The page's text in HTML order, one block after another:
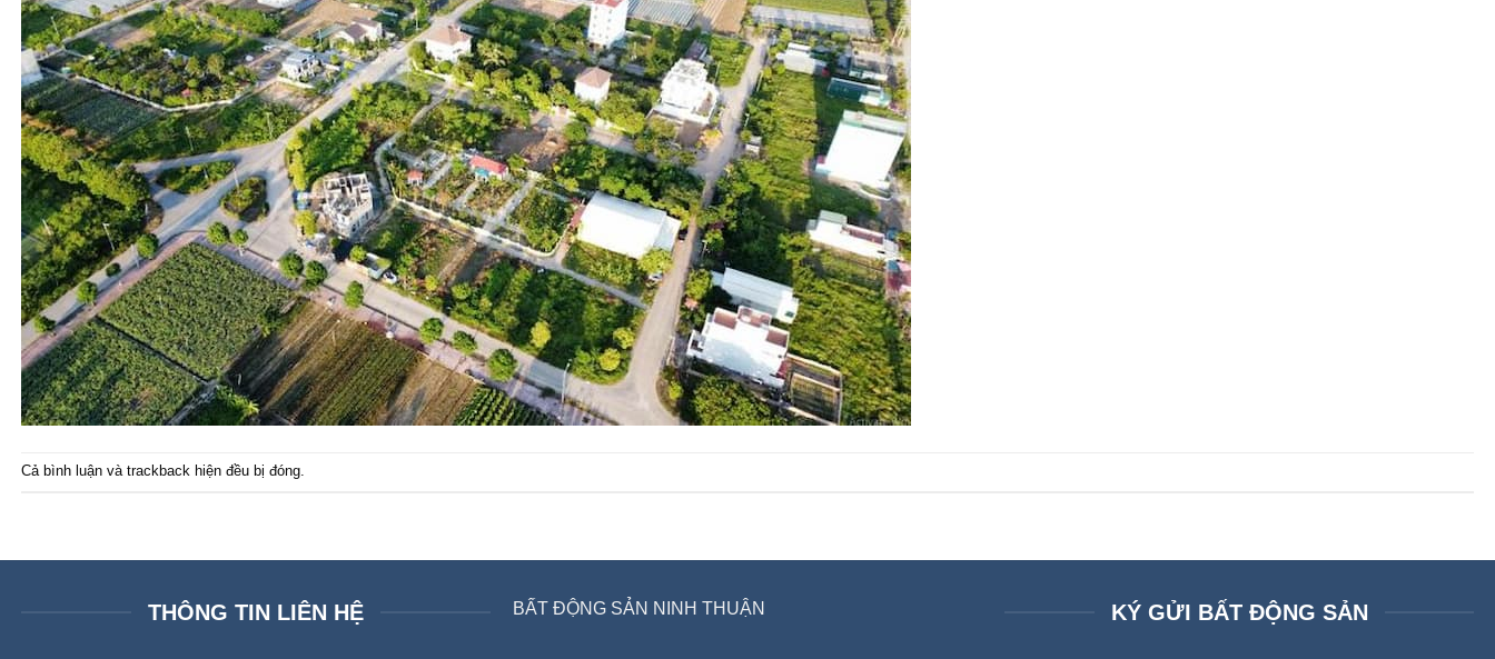
Cả bình luận và trackback hiện đều bị đóng.
THÔNG TIN LIÊN HỆ BẤT ĐỘNG SẢN NINH THUẬN KÝ GỬI BẤT ĐỘNG SẢN